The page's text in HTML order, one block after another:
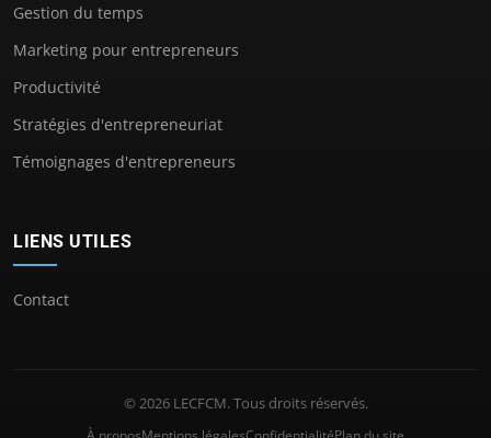
Gestion du temps
Marketing pour entrepreneurs
Productivité
Stratégies d'entrepreneuriat
Témoignages d'entrepreneurs
LIENS UTILES
Contact
© 2026 LECFCM. Tous droits réservés.